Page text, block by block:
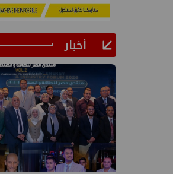
أخبار